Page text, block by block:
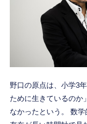
野口の原点は、小学3
ために生きているのか
なかったという。 数